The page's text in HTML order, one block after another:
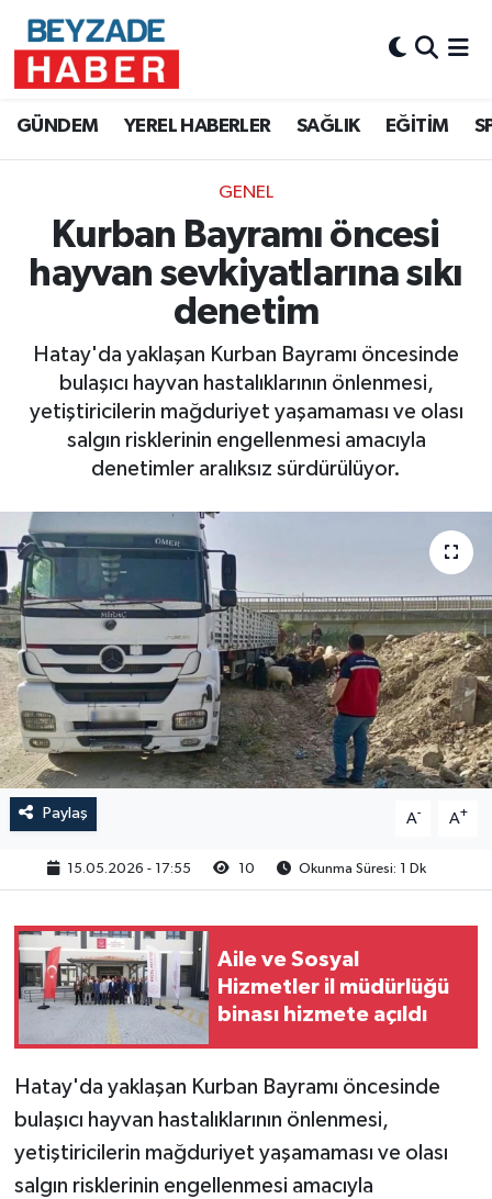
GÜNDEM YEREL HABERLER SAĞLIK EĞİTİM
GENEL
Kurban Bayramı öncesi
hayvan sevkiyatlarına sıkı
denetim
Hatay'da yaklaşan Kurban Bayramı öncesinde
bulaşıcı hayvan hastalıklarının önlenmesi,
yetiştiricilerin mağduriyet yaşamaması ve olası
salgın risklerinin engellenmesi amacıyla
denetimler aralıksız sürdürülüyor.
Paylaş A- A+
15.05.2026 - 17:55 10 Okunma Süresi: 1 Dk
Aile ve Sosyal
Hizmetler il müdürlüğü
binası hizmete açıldı
Hatay'da yaklaşan Kurban Bayramı öncesinde
bulaşıcı hayvan hastalıklarının önlenmesi,
yetiştiricilerin mağduriyet yaşamaması ve olası
salgın risklerinin engellenmesi amacıyla
Hava Durumu
Süper Lig Puan Durumu ve Fikstür
Tüm Manşetler
Son Dakika Haberleri
Haber Arşivi